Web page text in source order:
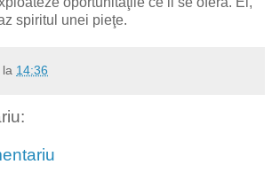
spiritul unei pieţe.
la 14:36